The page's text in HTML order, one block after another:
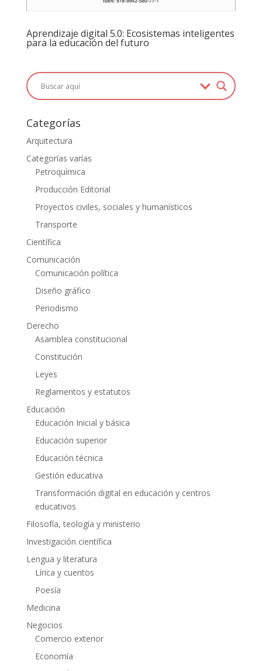
Aprendizaje digital 5.0: Ecosistemas inteligentes
para la educación del futuro
Categorías
Arquitectura
Categorías varías
Petroquímica
Producción Editorial
Proyectos civiles, sociales y humanísticos
Transporte
Científica
Comunicación
Comunicación política
Diseño gráfico
Periodismo
Derecho
Asamblea constitucional
Constitución
Leyes
Reglamentos y estatutos
Educación
Educación Inicial y básica
Educación superior
Educación técnica
Gestión educativa
Transformación digital en educación y centros
educativos
Filosofía, teología y ministerio
Investigación científica
Lengua y literatura
Lírica y cuentos
Poesía
Medicina
Negocios
Comercio exterior
Economía